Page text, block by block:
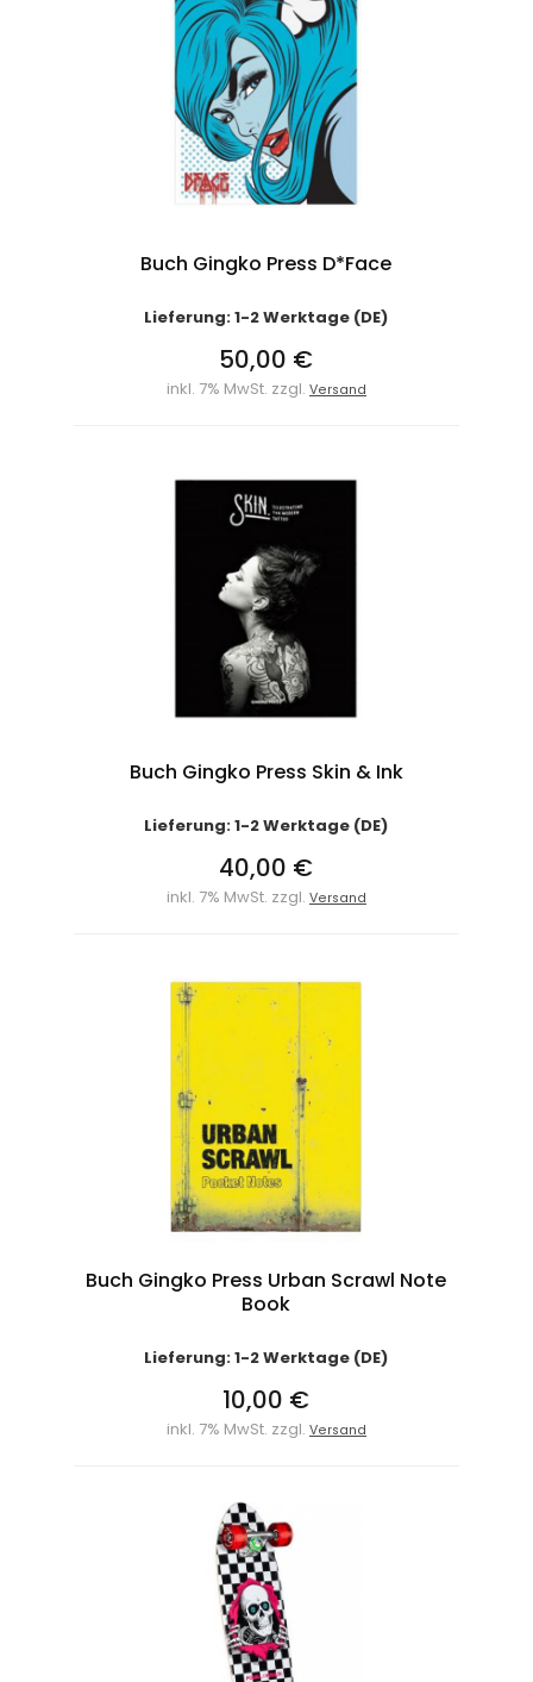
Buch Gingko Press D*Face
Lieferung: 1-2 Werktage (DE)
50,00 €
inkl. 7% MwSt. zzgl. Versand
Buch Gingko Press Skin & Ink
Lieferung: 1-2 Werktage (DE)
40,00 €
inkl. 7% MwSt. zzgl. Versand
Buch Gingko Press Urban Scrawl Note
Book
Lieferung: 1-2 Werktage (DE)
10,00 €
inkl. 7% MwSt. zzgl. Versand